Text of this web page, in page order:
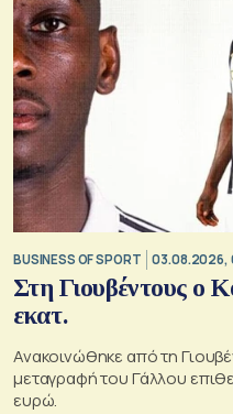
BUSINESS OF SPORT 03.08.2026,
Στη Γιουβέντους ο
εκατ.
Ανακοινώθηκε από τη
μεταγραφή του Γάλλου
ευρώ.